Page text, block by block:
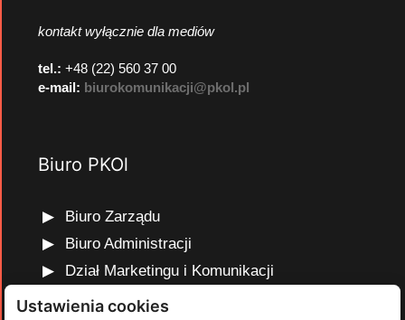
kontakt wyłącznie dla mediów
tel.: +48 (22) 560 37 00
e-mail: biurokomunikacji@pkol.pl
Biuro PKOl
Biuro Zarządu
Biuro Administracji
Dział Marketingu i Komunikacji
Dział Edukacji Olimpijskiej
Ustawienia cookies